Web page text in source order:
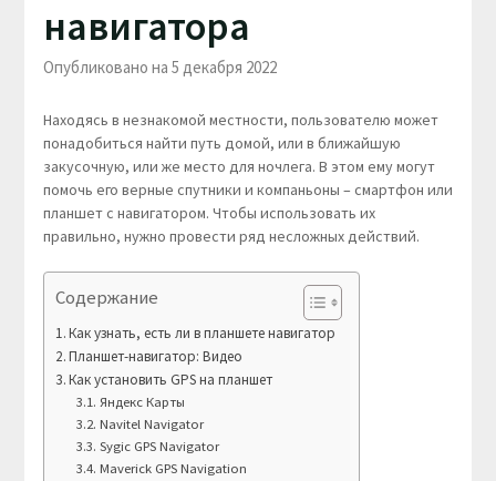
навигатора
Опубликовано на 5 декабря 2022
Находясь в незнакомой местности, пользователю может
понадобиться найти путь домой, или в ближайшую
закусочную, или же место для ночлега. В этом ему могут
помочь его верные спутники и компаньоны – смартфон или
планшет с навигатором. Чтобы использовать их
правильно, нужно провести ряд несложных действий.
Содержание
Как узнать, есть ли в планшете навигатор
Планшет-навигатор: Видео
Как установить GPS на планшет
Яндекс Карты
Navitel Navigator
Sygic GPS Navigator
Maverick GPS Navigation